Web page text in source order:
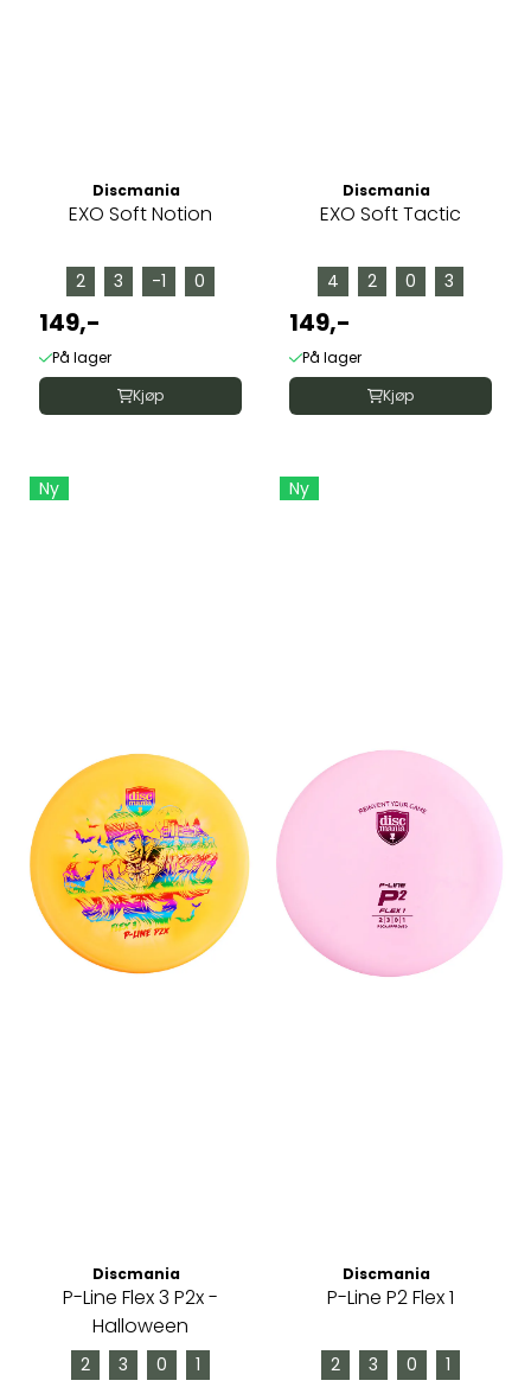
Discmania
EXO Soft Notion
2 3 -1 0
149,-
På lager
Kjøp
Discmania
EXO Soft Tactic
4 2 0 3
149,-
På lager
Kjøp
Ny
Discmania
P-Line Flex 3 P2x -
Halloween
2 3 0 1
Ny
Discmania
P-Line P2 Flex 1
2 3 0 1